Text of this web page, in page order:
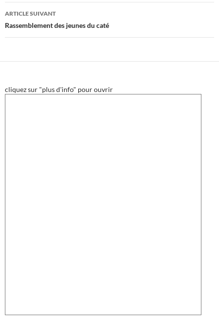
articles
ARTICLE SUIVANT
Rassemblement des jeunes du caté
cliquez sur "plus d'info" pour ouvrir